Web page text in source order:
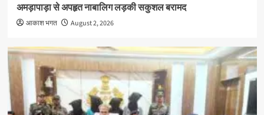
अमड़ापाड़ा से अपहृत नाबालिग लड़की सकुशल बरामद
आकाश भगत August 2, 2026